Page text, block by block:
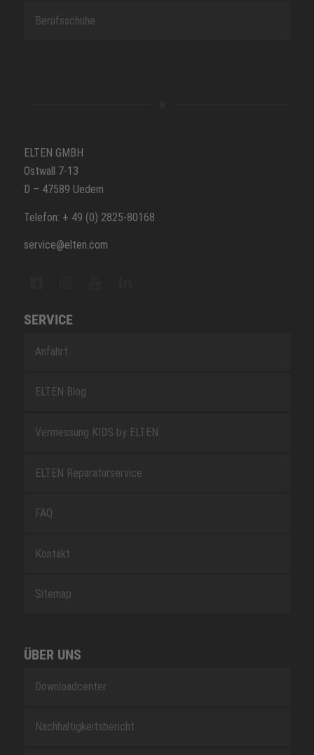
Berufsschuhe
ELTEN GMBH
Ostwall 7-13
D – 47589 Uedem
Telefon: + 49 (0) 2825-80168
service@elten.com
SERVICE
Anfahrt
ELTEN Blog
Vermessung KIDS by ELTEN
ELTEN Reparaturservice
FAQ
Kontakt
Sitemap
ÜBER UNS
Downloadcenter
Nachhaltigkeitsbericht